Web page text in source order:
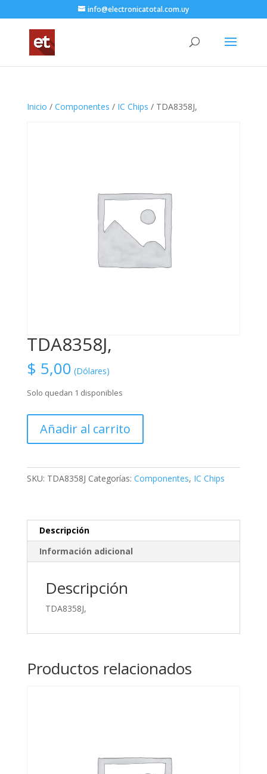
info@electronicatotal.com.uy
Inicio / Componentes / IC Chips / TDA8358J,
TDA8358J,
$ 5,00 (Dólares)
Solo quedan 1 disponibles
cantidad
Añadir al carrito
SKU: TDA8358J Categorías: Componentes, IC Chips
Descripción
Información adicional
Descripción
TDA8358J,
Productos relacionados